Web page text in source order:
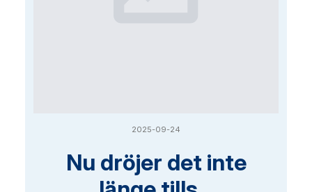
2025-09-24
Nu dröjer det inte